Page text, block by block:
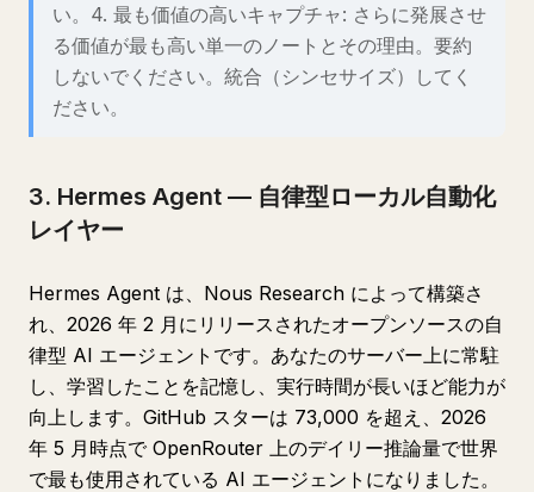
い。4. 最も価値の高いキャプチャ: さらに発展させ
る価値が最も高い単一のノートとその理由。要約
しないでください。統合（シンセサイズ）してく
ださい。
3. Hermes Agent — 自律型ローカル自動化
レイヤー
Hermes Agent は、Nous Research によって構築さ
れ、2026 年 2 月にリリースされたオープンソースの自
律型 AI エージェントです。あなたのサーバー上に常駐
し、学習したことを記憶し、実行時間が長いほど能力が
向上します。GitHub スターは 73,000 を超え、2026
年 5 月時点で OpenRouter 上のデイリー推論量で世界
で最も使用されている AI エージェントになりました。